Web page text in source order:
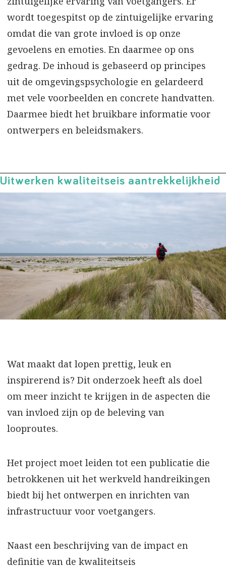
wordt toegespitst op de zintuigelijke ervaring
omdat die van grote invloed is op onze
gevoelens en emoties. En daarmee op ons
gedrag. De inhoud is gebaseerd op principes
uit de omgevingspsychologie en gelardeerd
met vele voorbeelden en concrete handvatten.
Daarmee biedt het bruikbare informatie voor
ontwerpers en beleidsmakers.
Uitwerken kwaliteitseis aantrekkelijkheid
Wat maakt dat lopen prettig, leuk en
inspirerend is? Dit onderzoek heeft als doel
om meer inzicht te krijgen in de aspecten die
van invloed zijn op de beleving van
looproutes.
Het project moet leiden tot een publicatie die
betrokkenen uit het werkveld handreikingen
biedt bij het ontwerpen en inrichten van
infrastructuur voor voetgangers.
Naast een beschrijving van de impact en
definitie van de kwaliteitseis